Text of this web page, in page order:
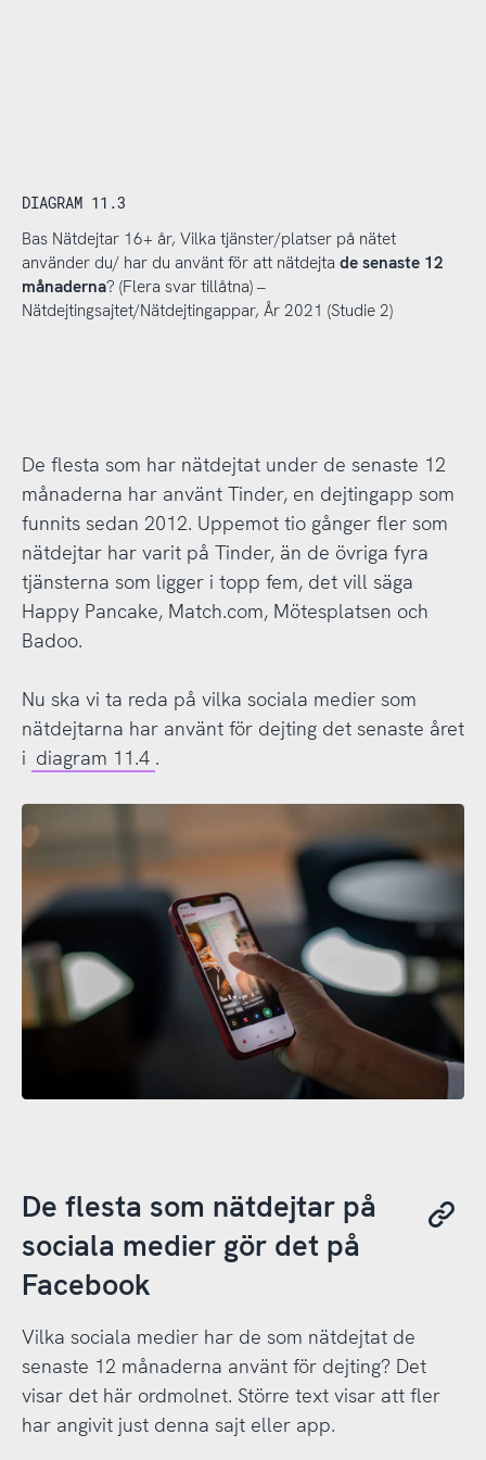
DIAGRAM 11.3
Bas Nätdejtar 16+ år, Vilka tjänster/platser på nätet
använder du/ har du använt för att nätdejta de senaste 12
månaderna? (Flera svar tillåtna) –
Nätdejtingsajtet/Nätdejtingappar, År 2021 (Studie 2)
De flesta som har nätdejtat under de senaste 12
månaderna har använt Tinder, en dejtingapp som
funnits sedan 2012. Uppemot tio gånger fler som
nätdejtar har varit på Tinder, än de övriga fyra
tjänsterna som ligger i topp fem, det vill säga
Happy Pancake, Match.com, Mötesplatsen och
Badoo.
Nu ska vi ta reda på vilka sociala medier som
nätdejtarna har använt för dejting det senaste året
i diagram 11.4 .
De flesta som nätdejtar på
sociala medier gör det på
Facebook
Vilka sociala medier har de som nätdejtat de
senaste 12 månaderna använt för dejting? Det
visar det här ordmolnet. Större text visar att fler
har angivit just denna sajt eller app.